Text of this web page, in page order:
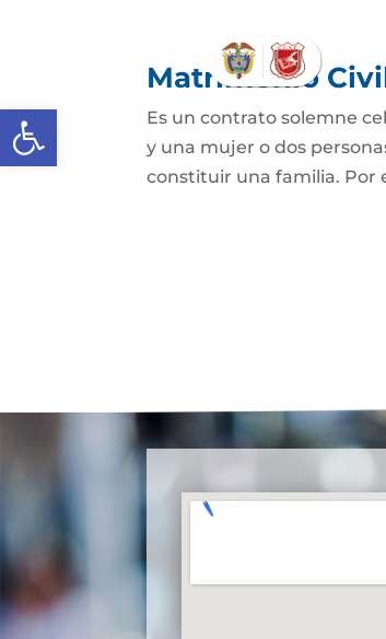
Abrir barra de herramientas
Matrimonio
Es un contrato solemne
y una mujer o dos
constituir una familia. Por